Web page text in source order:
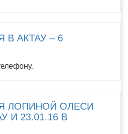
В АКТАУ – 6
ЛОПИНОЙ ОЛЕСИ
И 23.01.16 В